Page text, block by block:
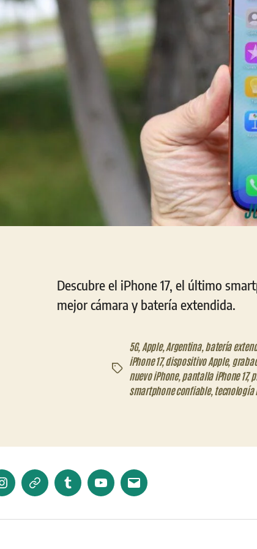
Descubre el iPhone 17, el último
mejor cámara y batería extendida.
Etiquetas
5G, Apple, Argentina, batería
iPhone 17,dispositivo Apple,
nuevo iPhone, pantalla iPhone 17,
smartphone confiable, tecnología
InstagramTelegramTumblr YouTubeCorreo